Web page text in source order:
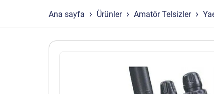
Ana sayfa Ürünler Amatör Telsizler